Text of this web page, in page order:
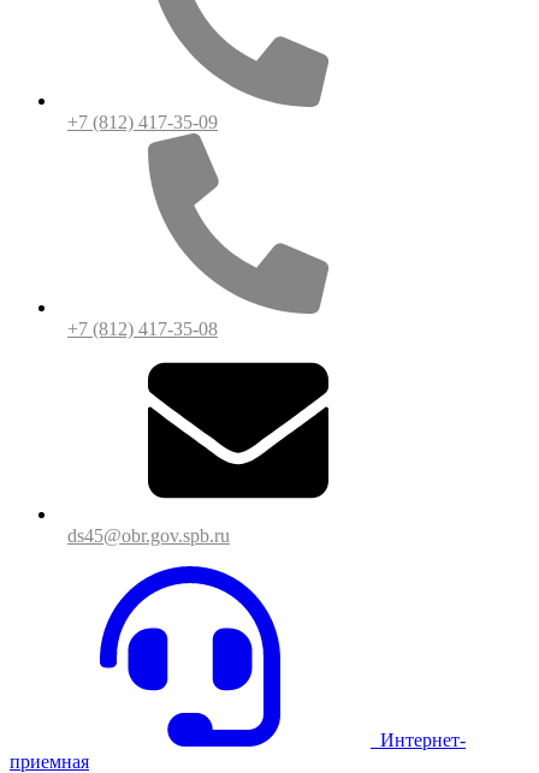
+7 (812) 417-35-09
+7 (812) 417-35-08
ds45@obr.gov.spb.ru
Интернет-
приемная